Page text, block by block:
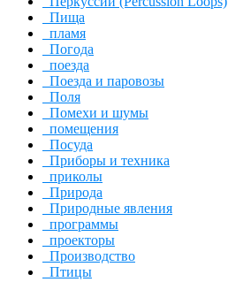
Пища
пламя
Погода
поезда
Поезда и паровозы
Поля
Помехи и шумы
помещения
Посуда
Приборы и техника
приколы
Природа
Природные явления
программы
проекторы
Производство
Птицы